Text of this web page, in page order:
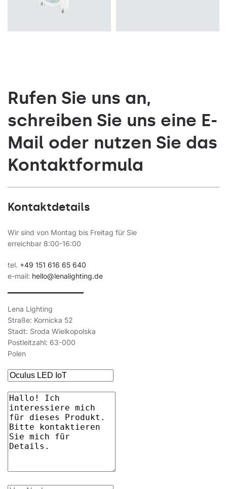
Rufen Sie uns an,
schreiben Sie uns eine E-
Mail oder nutzen Sie das
Kontaktformula
Kontaktdetails
Wir sind von Montag bis Freitag für Sie
erreichbar 8:00-16:00
tel. +49 151 616 65 640
e-mail: hello@lenalighting.de
Lena Lighting
Straße: Kornicka 52
Stadt: Sroda Wielkopolska
Postleitzahl: 63-000
Polen